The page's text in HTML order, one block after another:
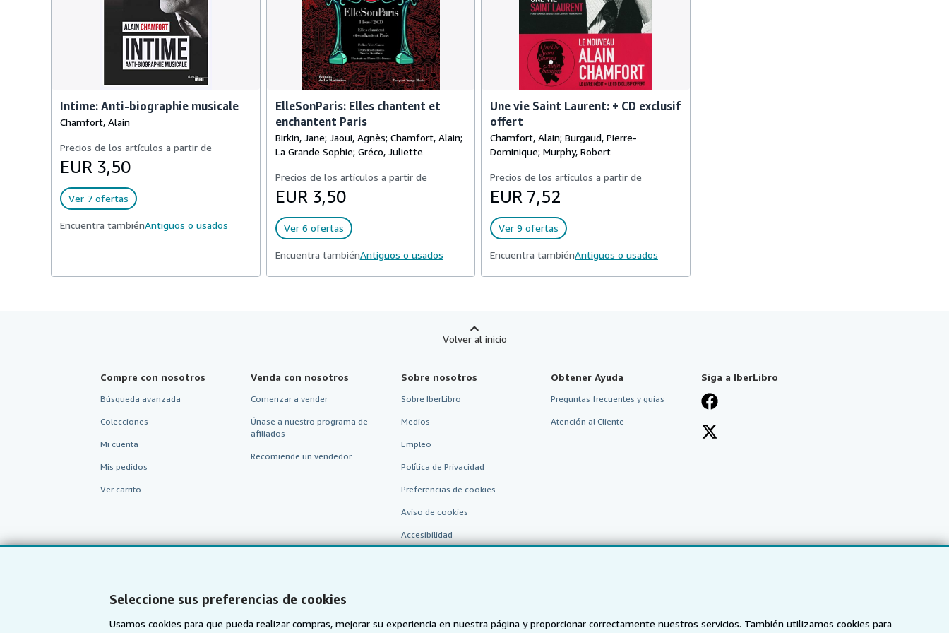
Seleccione sus preferencias de cookies
Usamos cookies para que pueda realizar compras, mejorar su experiencia en nuestra página y proporcionar correctamente nuestros servicios. También utilizamos cookies para
Intime: Anti-biographie musicale
Chamfort, Alain
Precios de los artículos a partir de
EUR 3,50
Ver 7 ofertas
Encuentra tambiénAntiguos o usados
ElleSonParis: Elles chantent et
enchantent Paris
Birkin, Jane; Jaoui, Agnès; Chamfort, Alain;
La Grande Sophie; Gréco, Juliette
Precios de los artículos a partir de
EUR 3,50
Ver 6 ofertas
Encuentra tambiénAntiguos o usados
Une vie Saint Laurent: + CD exclusif
offert
Chamfort, Alain; Burgaud, Pierre-
Dominique; Murphy, Robert
Precios de los artículos a partir de
EUR 7,52
Ver 9 ofertas
Encuentra tambiénAntiguos o usados
Volver al inicio
Compre con nosotros
Búsqueda avanzada
Colecciones
Mi cuenta
Mis pedidos
Ver carrito
Venda con nosotros
Comenzar a vender
Únase a nuestro programa de
afiliados
Recomiende un vendedor
Sobre nosotros
Sobre IberLibro
Medios
Empleo
Política de Privacidad
Preferencias de cookies
Aviso de cookies
Accesibilidad
Obtener Ayuda
Preguntas frecuentes y guías
Atención al Cliente
Siga a IberLibro